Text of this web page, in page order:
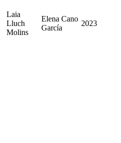
Laia
Lluch
Molins
Elena Cano
García
2023